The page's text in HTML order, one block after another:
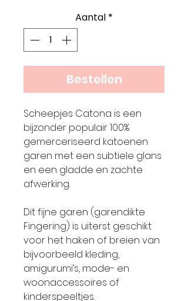
Aantal *
Bestellen
Scheepjes Catona is een
bijzonder populair 100%
gemerceriseerd katoenen
garen met een subtiele glans
en een gladde en zachte
afwerking.
Dit fijne garen (garendikte
Fingering) is uiterst geschikt
voor het haken of breien van
bijvoorbeeld kleding,
amigurumi’s, mode- en
woonaccessoires of
kinderspeeltjes.